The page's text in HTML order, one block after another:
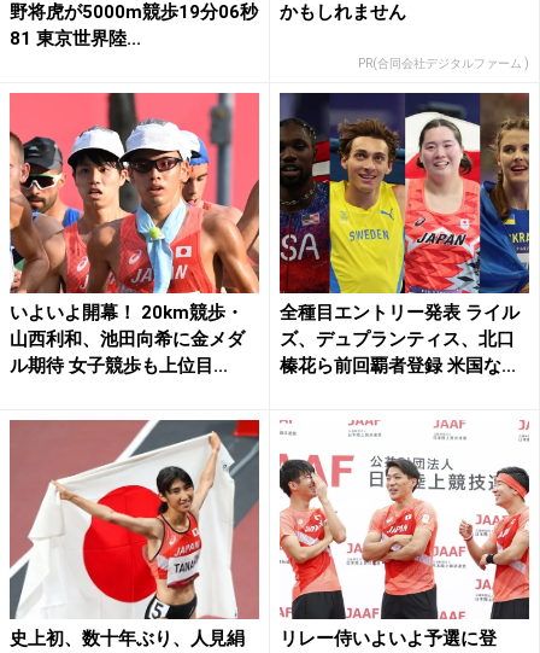
野将虎が5000m競歩19分06秒
81 東京世界陸...
かもしれません
PR(合同会社デジタルファーム )
いよいよ開幕！ 20km競歩・
山西利和、池田向希に金メダ
ル期待 女子競歩も上位目...
全種目エントリー発表 ライル
ズ、デュプランティス、北口
榛花ら前回覇者登録 米国な...
史上初、数十年ぶり、人見絹
リレー侍いよいよ予選に登